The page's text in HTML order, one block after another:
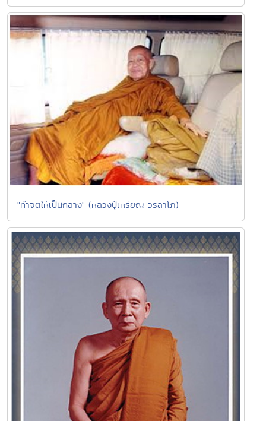
"ทำจิตให้เป็นกลาง" (หลวงปู่เหรียญ วรลาโภ)